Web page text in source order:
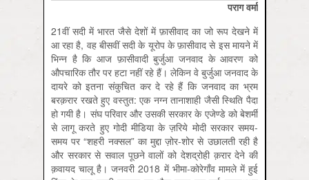
परागवर्मा
21वीं सदी में भारत जैसे देशों में फ़ासीवाद का जो रूप देखने में
आ रहा है, वह बीसवीं सदी के यूरोप के फ़ासीवाद से इस मायने में
भिन्न है कि आज फ़ासीवादी बुर्जुआ जनवाद के आवरण को
औपचारिक तौर पर हटा नहीं रहे हैं। लेकिन वे बुर्जुआ जनवाद के
दायरे को इतना संकुचित कर दे रहे हैं कि जनवाद का भ्रम
बरक़रार रखते हुए वस्तुत: एक नग्न तानाशाही जैसी स्थिति पैदा
हो गयी है। संघ परिवार और उसकी सरकार के एजेण्डे को बेशर्मी
से लागू करते हुए गोदी मीडिया के ज़रिये मोदी सरकार समय-
समय पर “शहरी नक्सल” का मुद्दा ज़ोर-शोर से उछालती रही है
और सरकार से सवाल पूछने वालों को देशद्रोही क़रार देने की
क़वायद चालू है। जनवरी 2018 में भीमा-कोरेगाँव मामले में हुई